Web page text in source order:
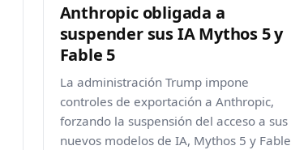
Anthropic obligada a
suspender sus IA Mythos 5 y
Fable 5
La administración Trump impone
controles de exportación a Anthropic,
forzando la suspensión del acceso a sus
nuevos modelos de IA, Mythos 5 y Fable